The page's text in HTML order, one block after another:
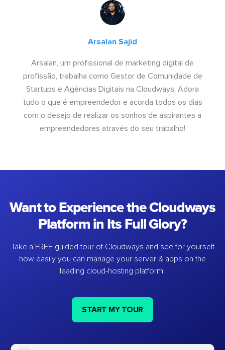
Arsalan Sajid
Arsalan, um profissional de marketing digital de
profissão, trabalha como Gestor de Comunidade de
Startups e Agências Digitais na Cloudways. Adora
tudo o que é empreendedor e acorda todos os dias
com o desejo de realizar os sonhos de aspirantes a
empreendedores através do seu trabalho!
Want to Experience the Cloudways
Platform in Its Full Glory?
Take a FREE guided tour of Cloudways and see for yourself
how easily you can manage your server & apps on the
leading cloud-hosting platform.
START MY TOUR